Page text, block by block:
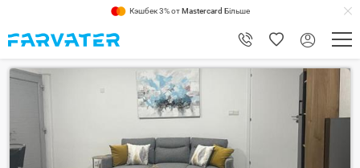
Кэшбек 3% отMastercard Більше